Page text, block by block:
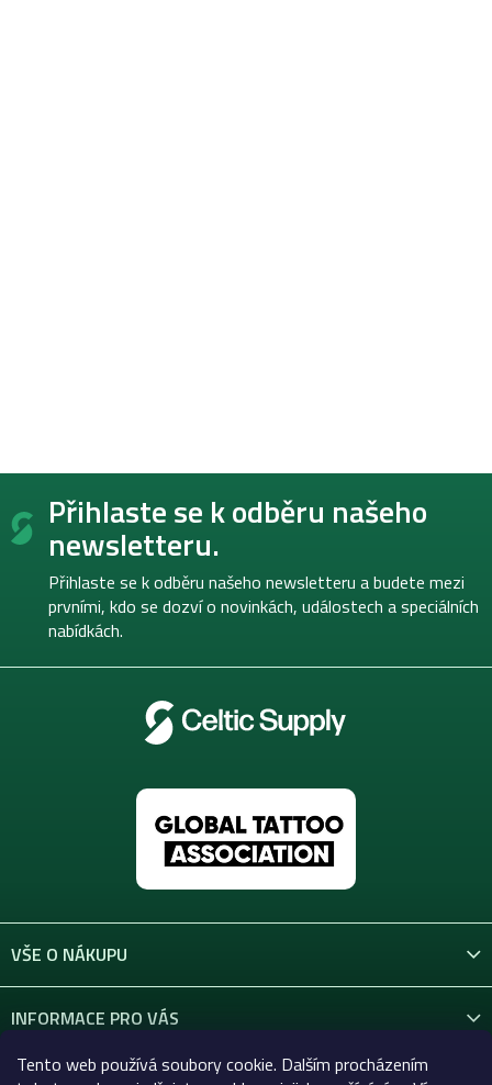
Tento web používá soubory cookie. Dalším procházením
Z
Přihlaste se k odběru našeho
newsletteru.
Přihlaste se k odběru našeho newsletteru a budete mezi
prvními, kdo se dozví o novinkách, událostech a speciálních
nabídkách.
VŠE O NÁKUPU
INFORMACE PRO VÁS